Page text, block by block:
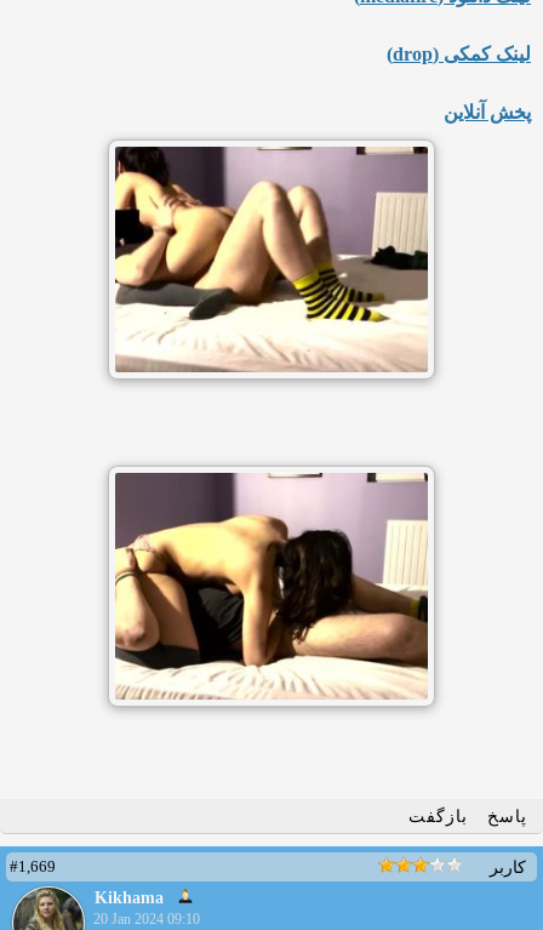
لینک کمکی (drop)
پخش آنلاین
پاسخ بازگفت
کاربر
#1,669
Kikhama
20 Jan 2024 09:10